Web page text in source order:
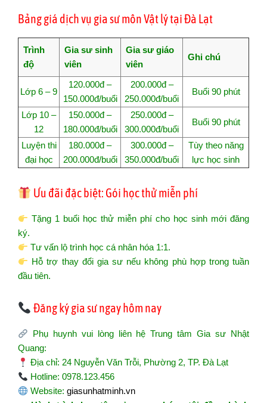
Bảng giá dịch vụ gia sư môn Vật lý tại Đà Lạt
Trình
độ
Gia sư sinh
viên
Gia sư giáo
viên
Ghi chú
Lớp 6 – 9
120.000đ –
150.000đ/buổi
200.000đ –
250.000đ/buổi
Buổi 90 phút
Lớp 10 –
12
150.000đ –
180.000đ/buổi
250.000đ –
300.000đ/buổi
Buổi 90 phút
Luyện thi
đại học
180.000đ –
200.000đ/buổi
300.000đ –
350.000đ/buổi
Tùy theo năng
lực học sinh
Ưu đãi đặc biệt: Gói học thử miễn phí
Tặng 1 buổi học thử miễn phí cho học sinh mới đăng
ký.
Tư vấn lộ trình học cá nhân hóa 1:1.
Hỗ trợ thay đổi gia sư nếu không phù hợp trong tuần
đầu tiên.
Đăng ký gia sư ngay hôm nay
Phụ huynh vui lòng liên hệ Trung tâm Gia sư Nhật
Quang:
Địa chỉ: 24 Nguyễn Văn Trỗi, Phường 2, TP. Đà Lạt
Hotline: 0978.123.456
Website:giasunhatminh.vn